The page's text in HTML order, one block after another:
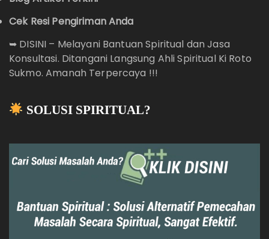
Cek Resi Pengiriman Anda
➥ DISINI – Melayani Bantuan Spiritual dan Jasa
Konsultasi. Ditangani Langsung Ahli Spiritual Ki Roto
Sukmo. Amanah Terpercaya !!!
SOLUSI SPIRITUAL?